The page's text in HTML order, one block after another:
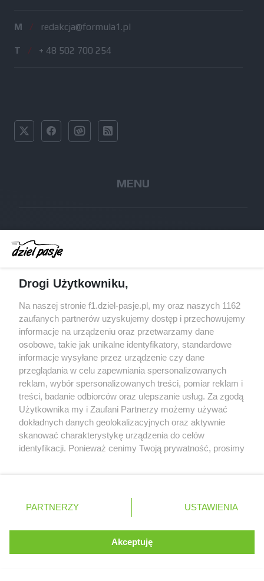
M / redakcja@formula1.pl
T / + 48 502 700 254
MENU
WYŚCIGI F1
ZESPOŁY F1
TORY F1
PARTNERZY
skijumping.pl
protipster.pl
ruletka online
Walka o mistrzostwo do końca zeszłego
Serwis internetowy, z którego korzystasz, używa plików
cookies. Są to pliki instalowane w urządzeniach
końcowych osób korzystających z serwisu, w celu
administrowania serwisem, poprawy jakości
Dowiedz się więcej o naszej polityce
ROZUMIEM
Drogi Użytkowniku,
Na naszej stronie f1.dziel-pasje.pl, my oraz naszych 1162
zaufanych partnerów uzyskujemy dostęp i przechowujemy
informacje na urządzeniu oraz przetwarzamy dane
osobowe, takie jak unikalne identyfikatory, standardowe
informacje wysyłane przez urządzenie czy dane
przeglądania w celu zapewniania spersonalizowanych
reklam, wybór spersonalizowanych treści, pomiar reklam i
treści, badanie odbiorców oraz ulepszanie usług. Za zgodą
Użytkownika my i Zaufani Partnerzy możemy używać
dokładnych danych geolokalizacyjnych oraz aktywnie
skanować charakterystykę urządzenia do celów
identyfikacji. Ponieważ cenimy Twoją prywatność, prosimy
prywatności znajdujący się w lewym dolnym rogu strony
. Niektóre rodzaje przetwarzania danych nie wymagają
takiemu przetwarzaniu. Preferencje będą miały
zastosowania tylko na tej witrynie.
PARTNERZY USTAWIENIA
Akceptuję